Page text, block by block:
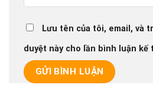
Lưu tên của tôi, email, và
duyệt này cho lần bình luận kế